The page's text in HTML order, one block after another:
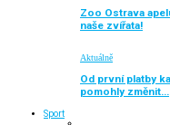
Zoo Ostrava
naše zvířata!
Aktuálně
Od první platby
pomohly změnit…
Sport